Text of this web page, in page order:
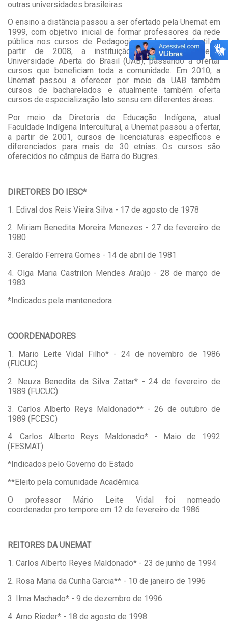
outras universidades brasileiras.
O ensino a distância passou a ser ofertado pela Unemat em
1999, com objetivo inicial de formar professores da rede
pública nos cursos de Pedagogia e Educação Infantil. A
partir de 2008, a instituição integrou o Sistema
Universidade Aberta do Brasil (UAB), passando a ofertar
cursos que beneficiam toda a comunidade. Em 2010, a
Unemat passou a oferecer por meio da UAB também
cursos de bacharelados e atualmente também oferta
cursos de especialização lato sensu em diferentes áreas.
Por meio da Diretoria de Educação Indígena, atual
Faculdade Indígena Intercultural, a Unemat passou a ofertar,
a partir de 2001, cursos de licenciaturas específicos e
diferenciados para mais de 30 etnias. Os cursos são
oferecidos no câmpus de Barra do Bugres.
DIRETORES DO IESC*
1. Edival dos Reis Vieira Silva - 17 de agosto de 1978
2. Miriam Benedita Moreira Menezes - 27 de fevereiro de
1980
3. Geraldo Ferreira Gomes - 14 de abril de 1981
4. Olga Maria Castrilon Mendes Araújo - 28 de março de
1983
*Indicados pela mantenedora
COORDENADORES
1. Mario Leite Vidal Filho* - 24 de novembro de 1986
(FUCUC)
2. Neuza Benedita da Silva Zattar* - 24 de fevereiro de
1989 (FUCUC)
3. Carlos Alberto Reys Maldonado** - 26 de outubro de
1989 (FCESC)
4. Carlos Alberto Reys Maldonado* - Maio de 1992
(FESMAT)
*Indicados pelo Governo do Estado
**Eleito pela comunidade Acadêmica
O professor Mário Leite Vidal foi nomeado
coordenador pro tempore em 12 de fevereiro de 1986
REITORES DA UNEMAT
1. Carlos Alberto Reyes Maldonado* - 23 de junho de 1994
2. Rosa Maria da Cunha Garcia** - 10 de janeiro de 1996
3. Ilma Machado* - 9 de dezembro de 1996
4. Arno Rieder* - 18 de agosto de 1998